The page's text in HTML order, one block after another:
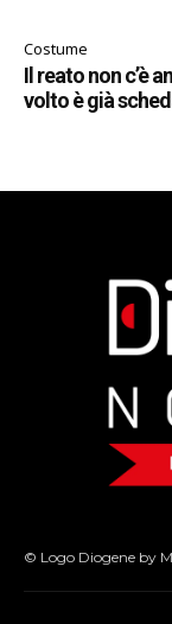
Costume
Il reato non c’è
volto è già
© Logo Diogene by